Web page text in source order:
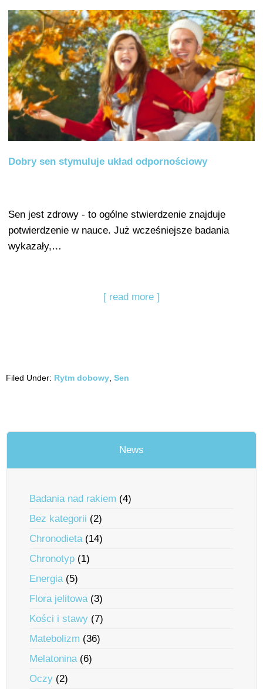
Dobry sen stymuluje układ odpornościowy
Sen jest zdrowy - to ogólne stwierdzenie znajduje
potwierdzenie w nauce. Już wcześniejsze badania
wykazały,…
[ read more ]
Filed Under: Rytm dobowy Sen
News
Badania nad rakiem (4)
Bez kategorii (2)
Chronodieta(14)
Chronotyp (1)
Energia(5)
Flora jelitowa(3)
Kości i stawy (7)
Matebolizm (36)
Melatonina(6)
Oczy (2)